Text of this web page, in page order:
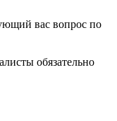
вас вопрос по
обязательно